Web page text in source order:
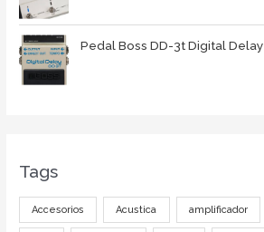
Pedal Boss DD-3t Digital Delay
Tags
Accesorios Acustica amplificador